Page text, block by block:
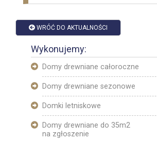
WRÓĆ DO AKTUALNOŚCI
Wykonujemy:
Domy drewniane całoroczne
Domy drewniane sezonowe
Domki letniskowe
Domy drewniane do 35m2
na zgłoszenie